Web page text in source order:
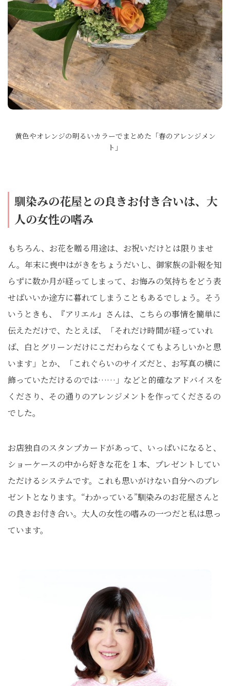
黄色やオレンジの明るいカラーでまとめた「春のアレンジメン
ト」
馴染みの花屋との良きお付き合いは、大
人の女性の嗜み
もちろん、お花を贈る用途は、お祝いだけとは限りませ
ん。年末に喪中はがきをちょうだいし、御家族の訃報を知
らずに数か月が経ってしまって、お悔みの気持ちをどう表
せばいいか途方に暮れてしまうこともあるでしょう。そう
いうときも、『アリエル』さんは、こちらの事情を簡単に
伝えただけで、たとえば、「それだけ時間が経っていれ
ば、白とグリーンだけにこだわらなくてもよろしいかと思
います」とか、「これぐらいのサイズだと、お写真の横に
飾っていただけるのでは……」などと的確なアドバイスを
くださり、その通りのアレンジメントを作ってくださるの
でした。
お店独自のスタンプカードがあって、いっぱいになると、
ショーケースの中から好きな花を１本、プレゼントしてい
ただけるシステムです。これも思いがけない自分へのプレ
ゼントとなります。“わかっている”馴染みのお花屋さんと
の良きお付き合い。大人の女性の嗜みの一つだと私は思っ
ています。